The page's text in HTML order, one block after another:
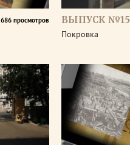
686 просмотров ВЫПУСК №15
Покровка